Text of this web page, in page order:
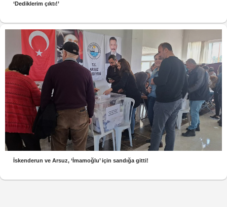
‘Dediklerim çıktı!’
İskenderun ve Arsuz, ‘İmamoğlu’ için sandığa gitti!